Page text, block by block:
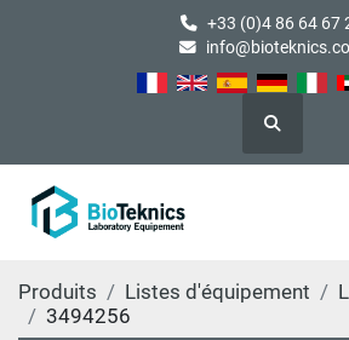
+33 (0)4 86 64 67
Rechercher
Produits Listes d'équipement
3494256